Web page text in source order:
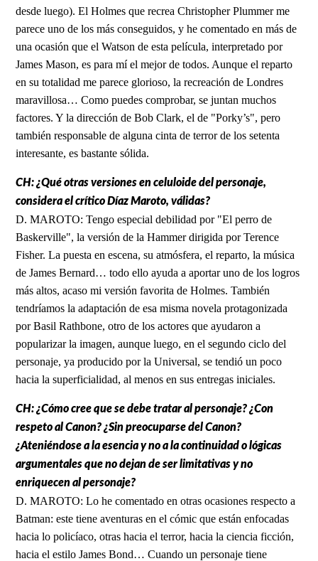
desde luego). El Holmes que recrea Christopher Plummer me
parece uno de los más conseguidos, y he comentado en más de
una ocasión que el Watson de esta película, interpretado por
James Mason, es para mí el mejor de todos. Aunque el reparto
en su totalidad me parece glorioso, la recreación de Londres
maravillosa… Como puedes comprobar, se juntan muchos
factores. Y la dirección de Bob Clark, el de "Porky’s", pero
también responsable de alguna cinta de terror de los setenta
interesante, es bastante sólida.
CH: ¿Qué otras versiones en celuloide del personaje,
considera el crítico Díaz Maroto, válidas?
D. MAROTO: Tengo especial debilidad por "El perro de
Baskerville", la versión de la Hammer dirigida por Terence
Fisher. La puesta en escena, su atmósfera, el reparto, la música
de James Bernard… todo ello ayuda a aportar uno de los logros
más altos, acaso mi versión favorita de Holmes. También
tendríamos la adaptación de esa misma novela protagonizada
por Basil Rathbone, otro de los actores que ayudaron a
popularizar la imagen, aunque luego, en el segundo ciclo del
personaje, ya producido por la Universal, se tendió un poco
hacia la superficialidad, al menos en sus entregas iniciales.
CH: ¿Cómo cree que se debe tratar al personaje? ¿Con
respeto al Canon? ¿Sin preocuparse del Canon?
¿Ateniéndose a la esencia y no a la continuidad o lógicas
argumentales que no dejan de ser limitativas y no
enriquecen al personaje?
D. MAROTO: Lo he comentado en otras ocasiones respecto a
Batman: este tiene aventuras en el cómic que están enfocadas
hacia lo policíaco, otras hacia el terror, hacia la ciencia ficción,
hacia el estilo James Bond… Cuando un personaje tiene